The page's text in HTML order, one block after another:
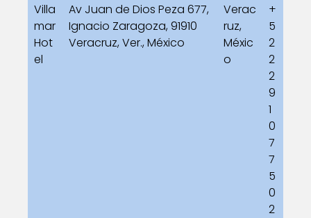
Villa
mar
Hot
el
Av Juan de Dios Peza 677,
Ignacio Zaragoza, 91910
Veracruz, Ver., México
Verac
ruz,
Méxic
o
+
5
2
2
2
9
1
0
7
7
5
0
2